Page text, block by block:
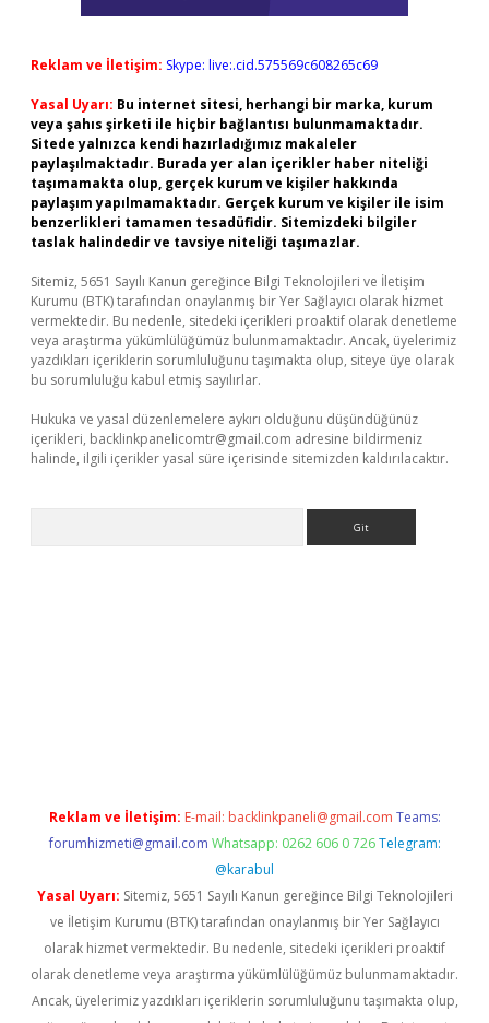
Reklam ve İletişim: Skype: live:.cid.575569c608265c69
Yasal Uyarı: Bu internet sitesi, herhangi bir marka, kurum
veya şahıs şirketi ile hiçbir bağlantısı bulunmamaktadır.
Sitede yalnızca kendi hazırladığımız makaleler
paylaşılmaktadır. Burada yer alan içerikler haber niteliği
taşımamakta olup, gerçek kurum ve kişiler hakkında
paylaşım yapılmamaktadır. Gerçek kurum ve kişiler ile isim
benzerlikleri tamamen tesadüfidir. Sitemizdeki bilgiler
taslak halindedir ve tavsiye niteliği taşımazlar.
Sitemiz, 5651 Sayılı Kanun gereğince Bilgi Teknolojileri ve İletişim
Kurumu (BTK) tarafından onaylanmış bir Yer Sağlayıcı olarak hizmet
vermektedir. Bu nedenle, sitedeki içerikleri proaktif olarak denetleme
veya araştırma yükümlülüğümüz bulunmamaktadır. Ancak, üyelerimiz
yazdıkları içeriklerin sorumluluğunu taşımakta olup, siteye üye olarak
bu sorumluluğu kabul etmiş sayılırlar.
Hukuka ve yasal düzenlemelere aykırı olduğunu düşündüğünüz
içerikleri, backlinkpanelicomtr@gmail.com adresine bildirmeniz
halinde, ilgili içerikler yasal süre içerisinde sitemizden kaldırılacaktır.
Reklam ve İletişim: E-mail: backlinkpaneli@gmail.com Teams:
forumhizmeti@gmail.com Whatsapp: 0262 606 0 726 Telegram:
@karabul
Yasal Uyarı: Sitemiz, 5651 Sayılı Kanun gereğince Bilgi Teknolojileri
ve İletişim Kurumu (BTK) tarafından onaylanmış bir Yer Sağlayıcı
olarak hizmet vermektedir. Bu nedenle, sitedeki içerikleri proaktif
olarak denetleme veya araştırma yükümlülüğümüz bulunmamaktadır.
Ancak, üyelerimiz yazdıkları içeriklerin sorumluluğunu taşımakta olup,